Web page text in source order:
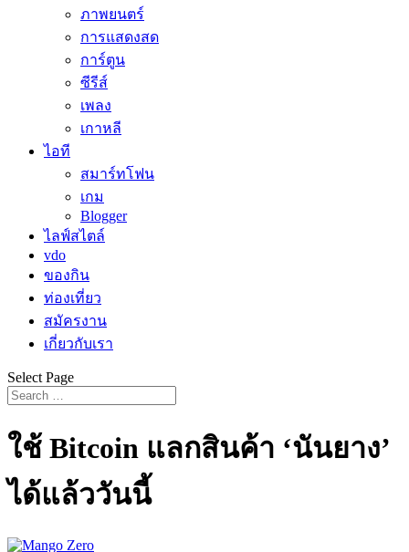
ภาพยนตร์
การแสดงสด
การ์ตูน
ซีรีส์
เพลง
เกาหลี
ไอที
สมาร์ทโฟน
เกม
Blogger
ไลฟ์สไตล์
vdo
ของกิน
ท่องเที่ยว
สมัครงาน
เกี่ยวกับเรา
Select Page
ใช้ Bitcoin แลกสินค้า ‘นันยาง’
ได้แล้ววันนี้